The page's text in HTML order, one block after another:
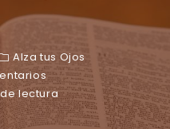
Alza tus Ojos
lectura